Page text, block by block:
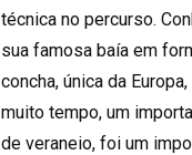
técnica no percurso.
sua famosa baía em
concha, única da
muito tempo, um
de veraneio, foi um